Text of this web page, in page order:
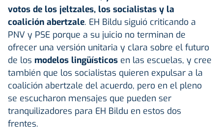
votos de los jeltzales, los socialistas y la
coalición abertzale. EH Bildu siguió criticando a
PNV y PSE porque a su juicio no terminan de
ofrecer una versión unitaria y clara sobre el futuro
de los modelos lingüísticos en las escuelas, y cree
también que los socialistas quieren expulsar a la
coalición abertzale del acuerdo, pero en el pleno
se escucharon mensajes que pueden ser
tranquilizadores para EH Bildu en estos dos
frentes.